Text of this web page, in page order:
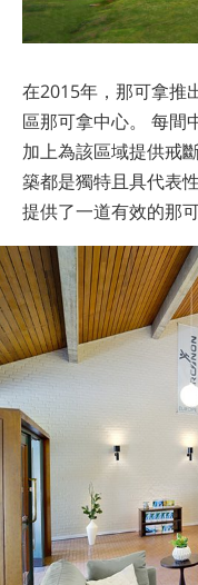
在2015年，那可拿推
區那可拿中心。 每間
加上為該區域提供戒
築都是獨特且具代表
提供了一道有效的那可